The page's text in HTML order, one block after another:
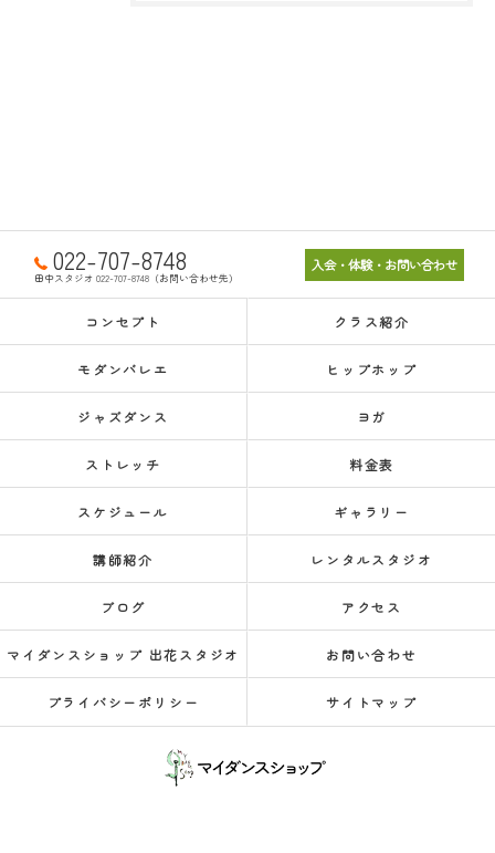
022-707-8748
田中スタジオ 022-707-8748（お問い合わせ先）
入会・体験・お問い合わせ
コンセプト クラス紹介
モダンバレエ ヒップホップ
ジャズダンス ヨガ
ストレッチ 料金表
スケジュール ギャラリー
講師紹介 レンタルスタジオ
ブログ アクセス
マイダンスショップ 出花スタジオ お問い合わせ
プライバシーポリシー サイトマップ